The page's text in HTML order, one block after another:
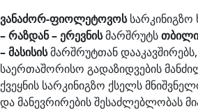
ვანაძორ-ფიოლეტოვოსსარკინიგზო
– რაზდან – ერევნისმარშრუტს
– მასისისმარშრუტთან
საერთაშორისო გადაზიდვების
ქვეყნის სარკინიგზო ქსელს
და მანევრირების შესაძლებლობას